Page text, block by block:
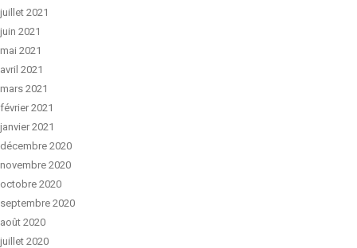
juillet 2021
juin 2021
mai 2021
avril 2021
mars 2021
février 2021
janvier 2021
décembre 2020
novembre 2020
octobre 2020
septembre 2020
août 2020
juillet 2020